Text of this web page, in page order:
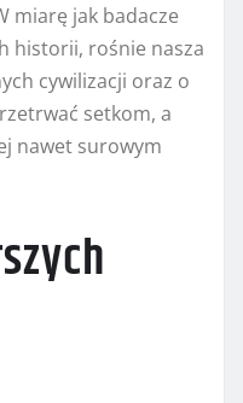
miarę jak badacze
historii, rośnie nasza
cywilizacji oraz o
setkom, a
nawet surowym